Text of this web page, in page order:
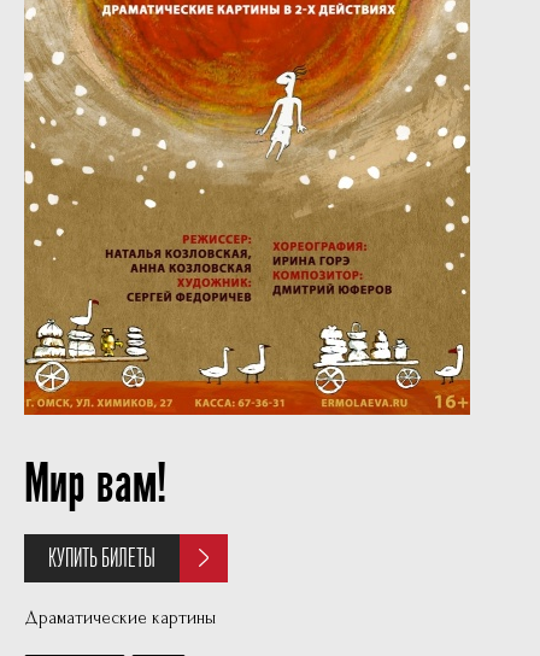
Мир вам!
КУПИТЬ БИЛЕТЫ
Драматические картины